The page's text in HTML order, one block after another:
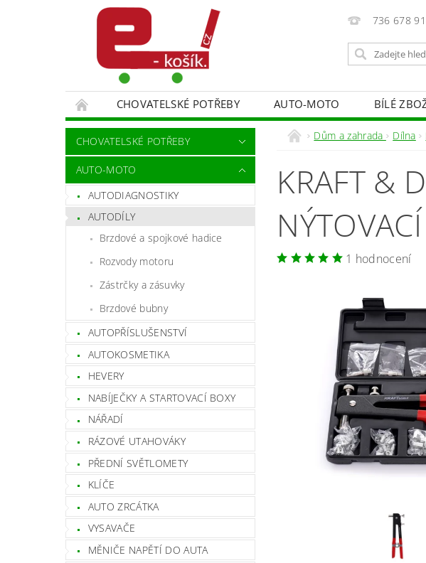
736 678
CHOVATELSKÉ POTŘEBY AUTO-MOTO BÍLÉ
MALÍŘSKÉ NÁŘADÍ DOPLŇKY
MONITOROVACÍ TECHNIKA A
SPORT A TURISTIKA
DĚTSKÉ ZBOŽÍ
CHOVATELSKÉ POTŘEBY
AUTO-MOTO
AUTODIAGNOSTIKY
AUTODÍLY
Brzdové a spojkové hadice
Rozvody motoru
Zástrčky a zásuvky
Brzdové bubny
AUTOPŘÍSLUŠENSTVÍ
AUTOKOSMETIKA
HEVERY
NABÍJEČKY A STARTOVACÍ BOXY
NÁŘADÍ
RÁZOVÉ UTAHOVÁKY
PŘEDNÍ SVĚTLOMETY
KLÍČE
AUTO ZRCÁTKA
VYSAVAČE
MĚNIČE NAPĚTÍ DO AUTA
Dům a zahrada Dílna
KRAFT &
1 hodnocení